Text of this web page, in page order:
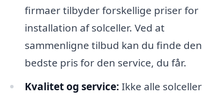
firmaer tilbyder forskellige priser for
installation af solceller. Ved at
sammenligne tilbud kan du finde den
bedste pris for den service, du får.
Kvalitet og service: Ikke alle solceller